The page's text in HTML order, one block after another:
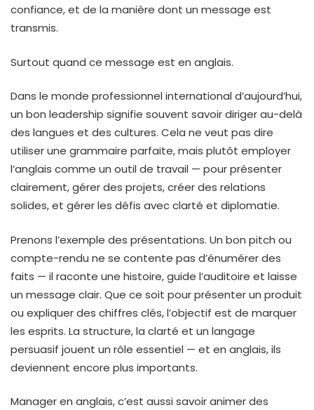
confiance, et de la manière dont un message est
transmis.
Surtout quand ce message est en anglais.
Dans le monde professionnel international d’aujourd’hui,
un bon leadership signifie souvent savoir diriger au-delà
des langues et des cultures. Cela ne veut pas dire
utiliser une grammaire parfaite, mais plutôt employer
l’anglais comme un outil de travail — pour présenter
clairement, gérer des projets, créer des relations
solides, et gérer les défis avec clarté et diplomatie.
Prenons l’exemple des présentations. Un bon pitch ou
compte-rendu ne se contente pas d’énumérer des
faits — il raconte une histoire, guide l’auditoire et laisse
un message clair. Que ce soit pour présenter un produit
ou expliquer des chiffres clés, l’objectif est de marquer
les esprits. La structure, la clarté et un langage
persuasif jouent un rôle essentiel — et en anglais, ils
deviennent encore plus importants.
Manager en anglais, c’est aussi savoir animer des